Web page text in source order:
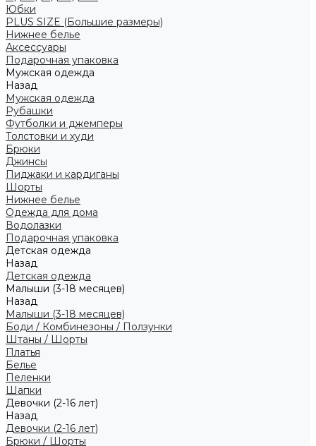
Юбки
PLUS SIZE (Большие размеры)
Нижнее белье
Аксессуары
Подарочная упаковка
Мужская одежда
Назад
Мужская одежда
Рубашки
Футболки и джемперы
Толстовки и худи
Брюки
Джинсы
Пиджаки и кардиганы
Шорты
Нижнее белье
Одежда для дома
Водолазки
Подарочная упаковка
Детская одежда
Назад
Детская одежда
Малыши (3-18 месяцев)
Назад
Малыши (3-18 месяцев)
Боди / Комбинезоны / Ползунки
Штаны / Шорты
Платья
Белье
Пеленки
Шапки
Девочки (2-16 лет)
Назад
Девочки (2-16 лет)
Брюки / Шорты